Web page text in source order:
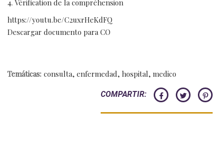
Vérification de la compréhension
https://youtu.be/C2uxrHeKdFQ
Descargar documento para CO
Temáticas: consulta, enfermedad, hospital, medico
COMPARTIR: